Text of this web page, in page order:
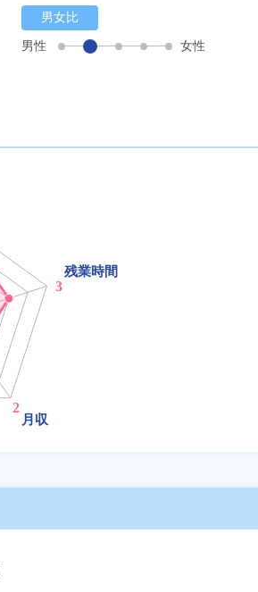
男女比
男性
女性